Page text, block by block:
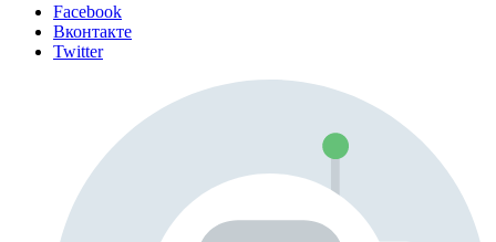
Facebook
Вконтакте
Twitter